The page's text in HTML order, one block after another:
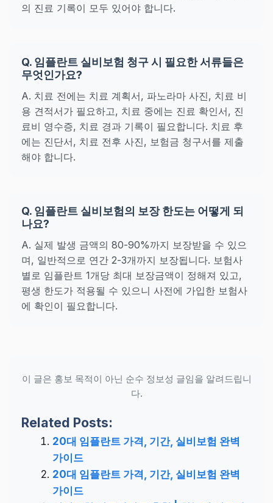
의 진료 기록이 모두 있어야 합니다.
Q. 임플란트 실비보험 청구 시 필요한 서류들은
무엇인가요?
A. 치료 전에는 치료 계획서, 파노라마 사진, 치료 비
용 견적서가 필요하고, 치료 중에는 진료 확인서, 진
료비 영수증, 치료 경과 기록이 필요합니다. 치료 후
에는 진단서, 치료 전후 사진, 보험금 청구서를 제출
해야 합니다.
Q. 임플란트 실비보험의 보장 한도는 어떻게 되
나요?
A. 실제 발생 금액의 80-90%까지 보장받을 수 있으
며, 일반적으로 연간 2-3개까지 보장됩니다. 보험사
별로 임플란트 1개당 최대 보장금액이 정해져 있고,
평생 한도가 적용될 수 있으니 사전에 가입한 보험사
에 확인이 필요합니다.
이 글은 홍보 목적이 아닌 순수 정보성 글임을 알려드립니
다.
Related Posts:
20대 임플란트 가격, 기간, 실비보험 완벽
가이드
20대 임플란트 가격, 기간, 실비보험 완벽
가이드